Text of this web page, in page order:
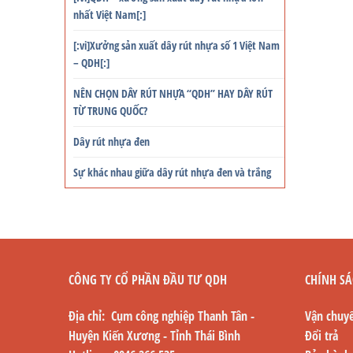
nhất Việt Nam[:]
[:vi]Xưởng sản xuất dây rút nhựa số 1 Việt Nam
– QDH[:]
NÊN CHỌN DÂY RÚT NHỰA “QDH” HAY DÂY RÚT
TỪ TRUNG QUỐC?
Dây rút nhựa đen
Sự khác nhau giữa dây rút nhựa đen và trắng
CÔNG TY CỔ PHẦN ĐẦU TƯ QDH
Địa chỉ: Cụm công nghiệp Thanh Tân -
Huyện Kiến Xương - Tỉnh Thái Bình
CHÍNH
Vận
Đổi trả